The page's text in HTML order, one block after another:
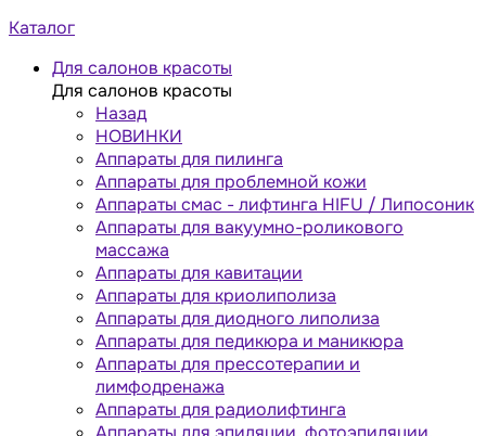
Каталог
Для салонов красоты
Для салонов красоты
Назад
НОВИНКИ
Аппараты для пилинга
Аппараты для проблемной кожи
Аппараты cмас - лифтинга HIFU / Липосоник
Аппараты для вакуумно-роликового
массажа
Аппараты для кавитации
Аппараты для криолиполиза
Аппараты для диодного липолиза
Аппараты для педикюра и маникюра
Аппараты для прессотерапии и
лимфодренажа
Аппараты для радиолифтинга